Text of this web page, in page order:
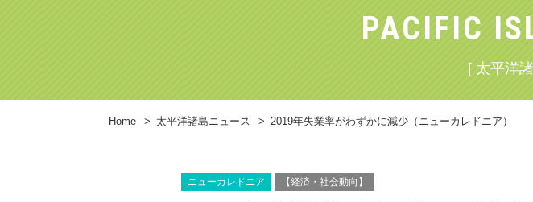
PACIFIC
[ 太平洋
Home > 太平洋諸島ニュース > 2019年失業率がわずかに減少（ニューカレドニア）
ニューカレドニア 【経済・社会動向】